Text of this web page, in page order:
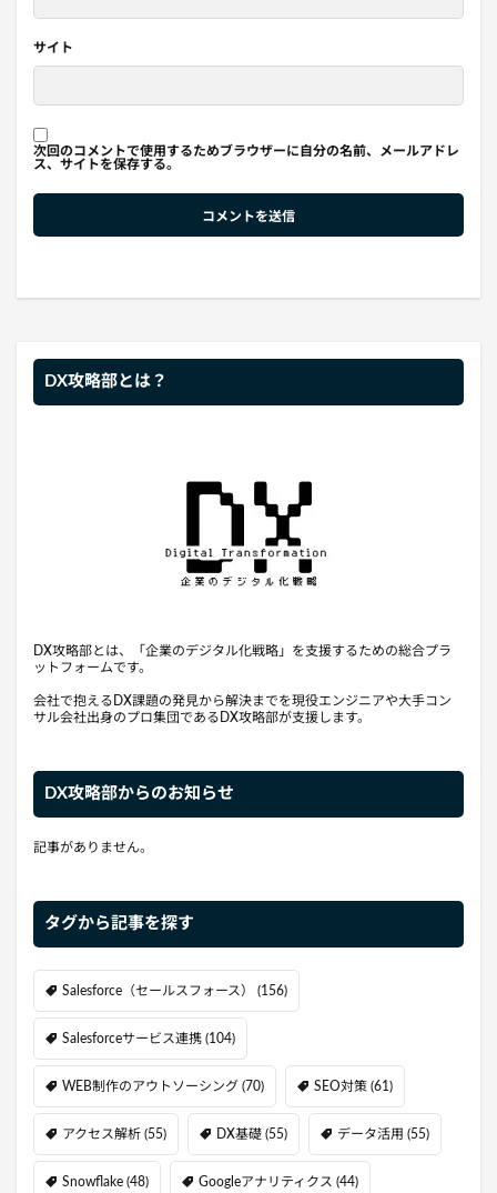
サイト
次回のコメントで使用するためブラウザーに自分の名前、メールアドレ
ス、サイトを保存する。
DX攻略部とは？
DX攻略部とは、「企業のデジタル化戦略」を支援するための総合プラ
ットフォームです。
会社で抱えるDX課題の発見から解決までを現役エンジニアや大手コン
サル会社出身のプロ集団であるDX攻略部が支援します。
DX攻略部からのお知らせ
記事がありません。
タグから記事を探す
Salesforce（セールスフォース） (156)
Salesforceサービス連携 (104)
WEB制作のアウトソーシング (70) SEO対策 (61)
アクセス解析 (55) DX基礎 (55) データ活用 (55)
Snowflake (48) Googleアナリティクス (44)